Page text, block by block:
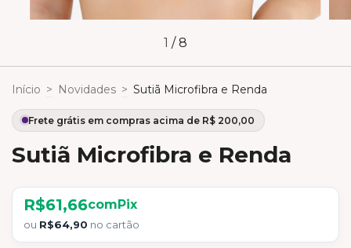
1 /8
Início > Novidades > Sutiã Microfibra e Renda
Sutiã Microfibra e Renda
R$61,66com Pix
ou R$64,90 no cartão